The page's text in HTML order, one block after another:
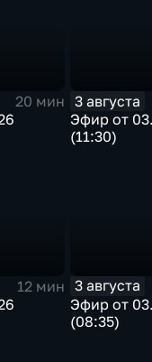
20 мин
3 августа
Эфир от
(11:30)
12 мин
3 августа
Эфир от
(08:35)